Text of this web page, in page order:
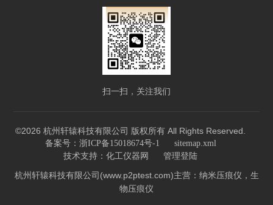
扫一扫，关注我们
©2026 杭州轩辕科技有限公司 版权所有 All Rights Reserved.
备案号：浙ICP备15018674号-1 sitemap.xml
技术支持： 化工仪器网 管理登陆
杭州轩辕科技有限公司(www.p2ptest.com)主营：纳米压痕仪，生
物压痕仪